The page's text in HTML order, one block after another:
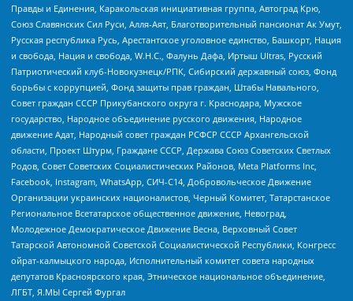
Правды и Единения, Каракольская инициативная группа, Автоград Крю,
Союз Славянских Сил Руси, Алля-Аят, Благотворительный пансионат Ак Умут,
Русская республика Русь, Арестантское уголовное единство, Башкорт, Нация
и свобода, Нация и свобода, W.H.С., Фалунь Дафа, Иртыш Ultras, Русский
Патриотический клуб-Новокузнецк/РПК, Сибирский державный союз, Фонд
борьбы с коррупцией, Фонд защиты прав граждан, Штабы Навального,
Совет граждан СССР Прикубанского округа г. Краснодара, Мужское
государство, Народное объединение русского движения, Народное
движение Адат, Народный совет граждан РСФСР СССР Архангельской
области, Проект Штурм, Граждане СССР, Держава Союз Советских Светлых
Родов, Совет Советских Социалистических Районов, Meta Platforms Inc,
Facebook, Instagram, WhatsApp, СИЧ-С14, Добровольческое Движение
Организации украинских националистов, Черный Комитет, Татарстанское
Региональное Всетатарское общественное движение, Невоград,
Молодежное Демократическое Движение Весна, Верховный Совет
Татарской Автономной Советской Социалистической Республики, Конгресс
ойрат-калмыцкого народа, Исполнительный комитет совета народных
депутатов Красноярского края, Этническое национальное объединение,
ЛГБТ, Я.МЫ Сергей Фургал